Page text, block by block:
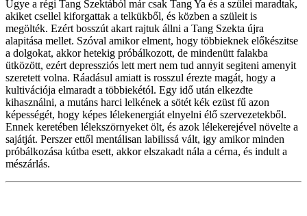
Ugye a régi Tang Szektából már csak Tang Ya és a szülei maradtak,
akiket csellel kiforgattak a telkükből, és közben a szüleit is
megölték. Ezért bosszút akart rajtuk állni a Tang Szekta újra
alapitása mellet. Szóval amikor elment, hogy többieknek előkészitse
a dolgokat, akkor hetekig próbálkozott, de mindenütt falakba
ütközött, ezért depressziós lett mert nem tud annyit segiteni amenyit
szeretett volna. Ráadásul amiatt is rosszul érezte magát, hogy a
kultivációja elmaradt a többiekétól. Egy idő után elkezdte
kihasználni, a mutáns harci lelkének a sötét kék ezüst fű azon
képességét, hogy képes lélekenergiát elnyelni élő szervezetekből.
Ennek keretében lélekszörnyeket ölt, és azok lélekerejével növelte a
sajátját. Perszer ettől mentálisan labilissá vált, igy amikor minden
próbálkozása kútba esett, akkor elszakadt nála a cérna, és indult a
mészárlás.